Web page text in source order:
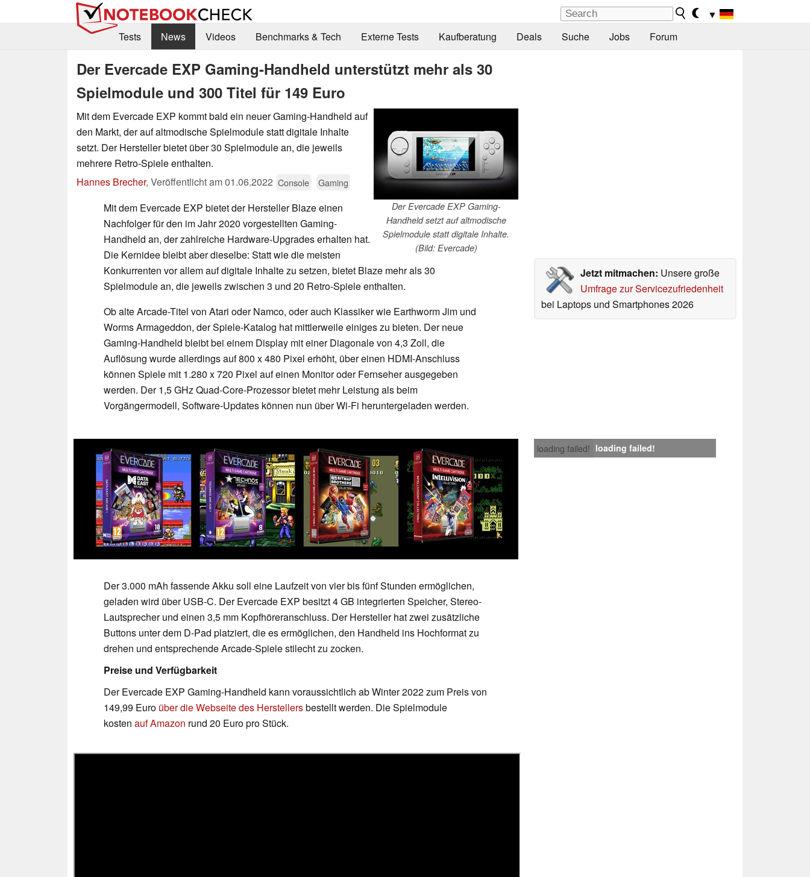
▼
Tests
News Videos Benchmarks & Tech Externe Tests Kaufberatung Deals Suche Jobs Forum
Der Evercade EXP Gaming-Handheld unterstützt mehr als 30
Spielmodule und 300 Titel für 149 Euro
Der Evercade EXP Gaming-
Handheld setzt auf altmodische
Spielmodule statt digitale Inhalte.
(Bild: Evercade)
Mit dem Evercade EXP kommt bald ein neuer Gaming-Handheld auf
den Markt, der auf altmodische Spielmodule statt digitale Inhalte
setzt. Der Hersteller bietet über 30 Spielmodule an, die jeweils
mehrere Retro-Spiele enthalten.
Hannes Brecher, Veröffentlicht am01.06.2022 Console Gaming
Jetzt mitmachen: Unsere große
Umfrage zur Servicezufriedenheit
bei Laptops und Smartphones 2026
Mit dem Evercade EXP bietet der Hersteller Blaze einen
Nachfolger für den im Jahr 2020 vorgestellten Gaming-
Handheld an, der zahlreiche Hardware-Upgrades erhalten hat.
Die Kernidee bleibt aber dieselbe: Statt wie die meisten
Konkurrenten vor allem auf digitale Inhalte zu setzen, bietet Blaze mehr als 30
Spielmodule an, die jeweils zwischen 3 und 20 Retro-Spiele enthalten.
Ob alte Arcade-Titel von Atari oder Namco, oder auch Klassiker wie Earthworm Jim und
Worms Armageddon, der Spiele-Katalog hat mittlerweile einiges zu bieten. Der neue
Gaming-Handheld bleibt bei einem Display mit einer Diagonale von 4,3 Zoll, die
Auflösung wurde allerdings auf 800 x 480 Pixel erhöht, über einen HDMI-Anschluss
können Spiele mit 1.280 x 720 Pixel auf einen Monitor oder Fernseher ausgegeben
werden. Der 1,5 GHz Quad-Core-Prozessor bietet mehr Leistung als beim
Vorgängermodell, Software-Updates können nun über Wi-Fi heruntergeladen werden.
loading failed! loading failed!
Der 3.000 mAh fassende Akku soll eine Laufzeit von vier bis fünf Stunden ermöglichen,
geladen wird über USB-C. Der Evercade EXP besitzt 4 GB integrierten Speicher, Stereo-
Lautsprecher und einen 3,5 mm Kopfhöreranschluss. Der Hersteller hat zwei zusätzliche
Buttons unter dem D-Pad platziert, die es ermöglichen, den Handheld ins Hochformat zu
drehen und entsprechende Arcade-Spiele stilecht zu zocken.
Preise und Verfügbarkeit
Der Evercade EXP Gaming-Handheld kann voraussichtlich ab Winter 2022 zum Preis von
149,99 Euro über die Webseite des Herstellersbestellt werden. Die Spielmodule
kosten auf Amazon rund 20 Euro pro Stück.